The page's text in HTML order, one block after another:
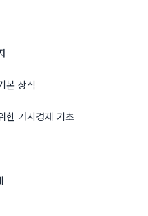
본 상식
한 거시경제 기초